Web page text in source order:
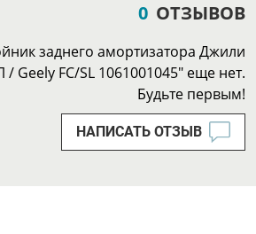
0 ОТЗЫВОВ
заднего амортизатора Джили
Geely FC/SL 1061001045" еще нет.
Будьте первым!
НАПИСАТЬ ОТЗЫВ